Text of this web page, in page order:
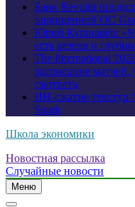
Банк Revolut
защищенной ОС
Юрий Кушнарёв:
есть резерв и
The International
расписание
смотреть
ИИ-сжатие текстур
Spark
Школа экономики
Новостная рассылка
Случайные новости
Меню